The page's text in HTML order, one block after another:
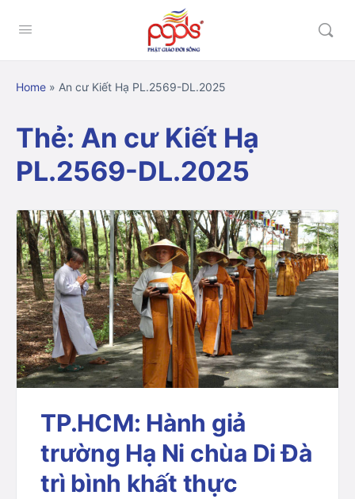
Home » An cư Kiết Hạ PL.2569-DL.2025
Thẻ: An cư Kiết Hạ
PL.2569-DL.2025
TP.HCM: Hành giả
trường Hạ Ni chùa Di Đà
trì bình khất thực